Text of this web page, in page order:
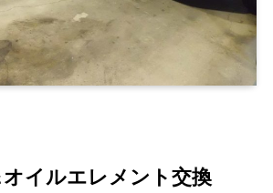
イルエレメント交換